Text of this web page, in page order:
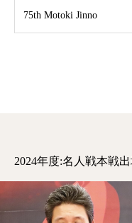
75th Motoki Jinno
2024年度:名人戦本戦